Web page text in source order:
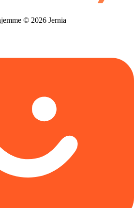
© 2026 Jernia